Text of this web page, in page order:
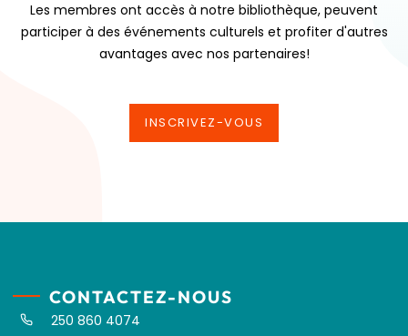
Les membres ont accès à notre bibliothèque, peuvent
participer à des événements culturels et profiter d'autres
avantages avec nos partenaires!
INSCRIVEZ-VOUS
CONTACTEZ-NOUS
250 860 4074